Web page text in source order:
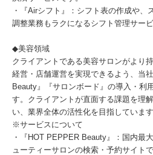
・『Airシフト』：シフト表の作成や、
調整業務もラクになるシフト管理サービ
◆美容領域
クライアントである美容サロンがより
経営・店舗運営を実現できるよう、当
Beauty』『サロンボード』の導入・利
す。クライアントが直面する課題を理
い、業界全体の活性化を目指しています
※サービスについて
・『HOT PEPPER Beauty』：国内最
ューティーサロンの検索・予約サイトで